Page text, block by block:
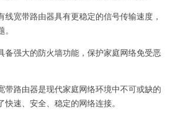
宽带路由器具有更稳定的信号传输速度，
强大的防火墙功能，保护家庭网络免受恶
路由器是现代家庭网络环境中不可或缺的
速、安全、稳定的网络连接。